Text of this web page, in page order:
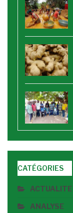
CATÉGORIES
ACTUALITE
ANALYSE